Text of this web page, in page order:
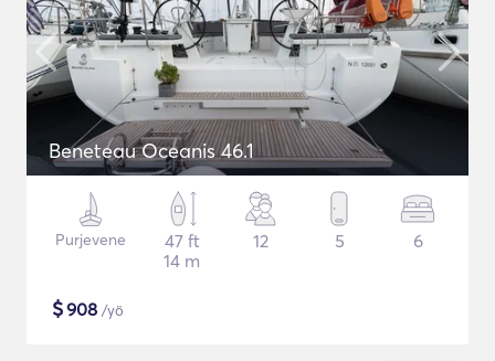
Beneteau Oceanis 46.1
Purjevene
47 ft
14 m
12 5 6
$908 /yö